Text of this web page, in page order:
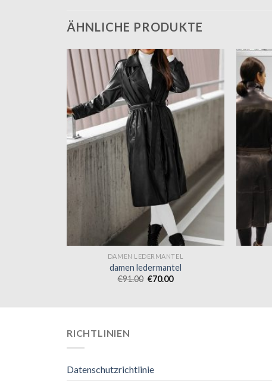
ÄHNLICHE PRODUKTE
DAMEN LEDERMANTEL
damen ledermantel
€91.00 €70.00
RICHTLINIEN
Datenschutzrichtlinie